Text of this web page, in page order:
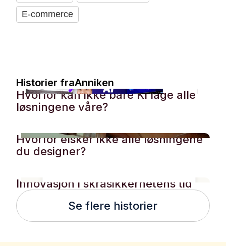
E-commerce
Historier fraAnniken
Hvorfor kan ikke bare KI lage alle
løsningene våre?
Hvorfor elsker ikke alle løsningene
du designer?
Innovasjon i skråsikkerhetens tid
Se flere historier